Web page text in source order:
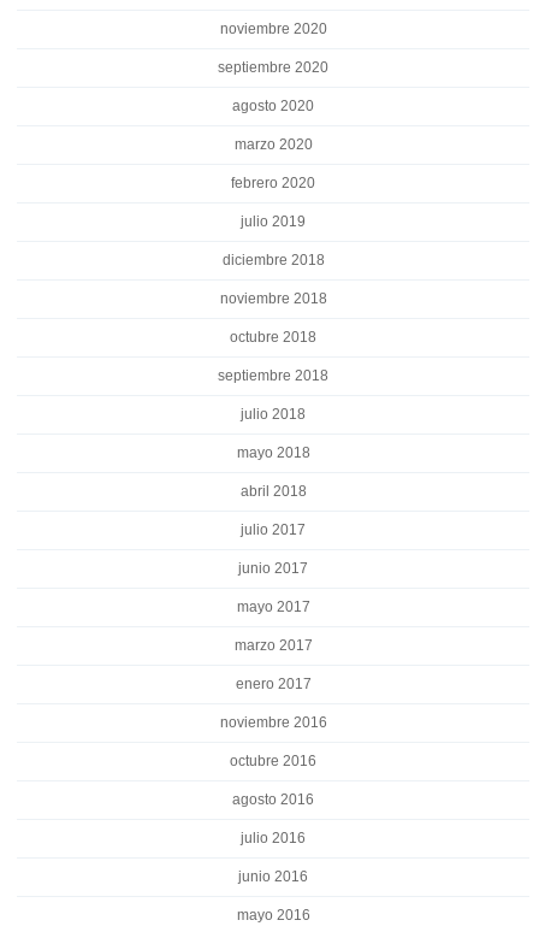
noviembre 2020
septiembre 2020
agosto 2020
marzo 2020
febrero 2020
julio 2019
diciembre 2018
noviembre 2018
octubre 2018
septiembre 2018
julio 2018
mayo 2018
abril 2018
julio 2017
junio 2017
mayo 2017
marzo 2017
enero 2017
noviembre 2016
octubre 2016
agosto 2016
julio 2016
junio 2016
mayo 2016